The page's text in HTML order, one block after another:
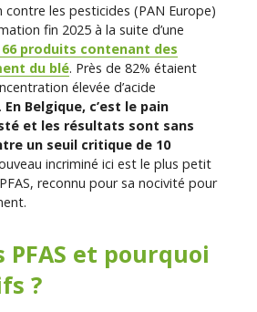
contre les pesticides (PAN Europe)
fin 2025 à la suite d’une
produits contenant des
du blé. Près de 82% étaient
élevée d’acide
En Belgique, c’est le pain
et les résultats sont sans
un seuil critique de 10
incriminé ici est le plus petit
reconnu pour sa nocivité pour
PFAS et pourquoi
?